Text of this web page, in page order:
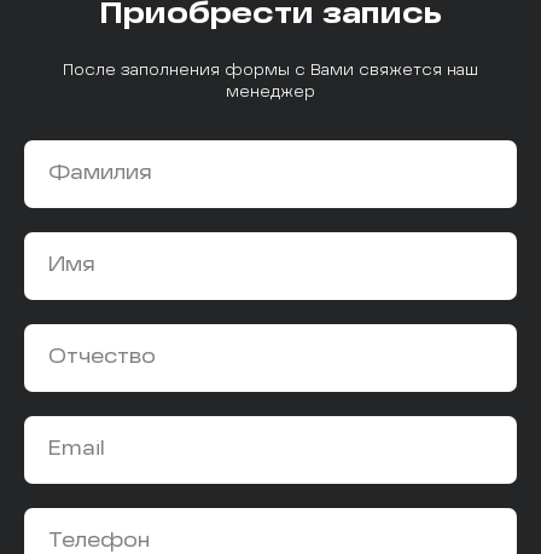
Приобрести запись
После заполнения формы с Вами свяжется наш
менеджер
Фамилия
Имя
Отчество
Email
Телефон